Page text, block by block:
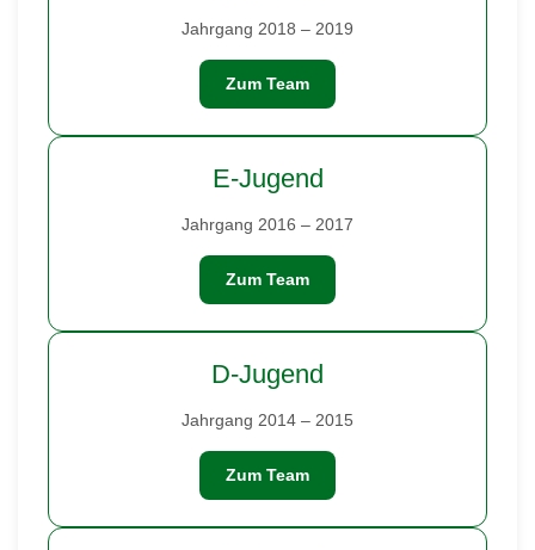
Jahrgang 2018 – 2019
Zum Team
E-Jugend
Jahrgang 2016 – 2017
Zum Team
D-Jugend
Jahrgang 2014 – 2015
Zum Team